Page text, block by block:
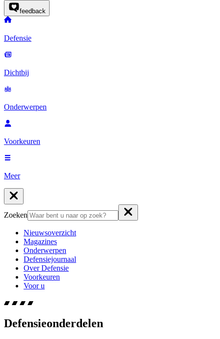
feedback
Defensie
Dichtbij
Onderwerpen
Voorkeuren
Meer
Zoeken
Nieuwsoverzicht
Magazines
Onderwerpen
Defensiejournaal
Over Defensie
Voorkeuren
Voor u
Defensieonderdelen